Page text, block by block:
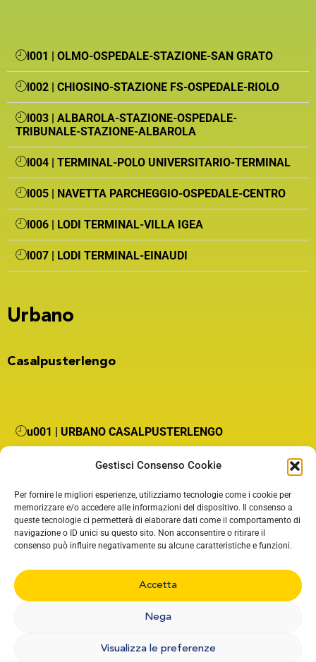
Gestisci Consenso Cookie
Per fornire le migliori esperienze, utilizziamo tecnologie come i cookie per
memorizzare e/o accedere alle informazioni del dispositivo. Il consenso a
queste tecnologie ci permetterà di elaborare dati come il comportamento di
navigazione o ID unici su questo sito. Non acconsentire o ritirare il
consenso può influire negativamente su alcune caratteristiche e funzioni.
Accetta
Nega
Visualizza le preferenze
l001 | OLMO-OSPEDALE-STAZIONE-SAN GRATO
l002 | CHIOSINO-STAZIONE FS-OSPEDALE-RIOLO
l003 | ALBAROLA-STAZIONE-OSPEDALE-
TRIBUNALE-STAZIONE-ALBAROLA
l004 | TERMINAL-POLO UNIVERSITARIO-TERMINAL
l005 | NAVETTA PARCHEGGIO-OSPEDALE-CENTRO
l006 | LODI TERMINAL-VILLA IGEA
l007 | LODI TERMINAL-EINAUDI
Urbano
Casalpusterlengo
u001 | URBANO CASALPUSTERLENGO
©2023 STAR Mobility S.p.A. | Viale Italia, 100 – 26900 Lodi | P. IVA